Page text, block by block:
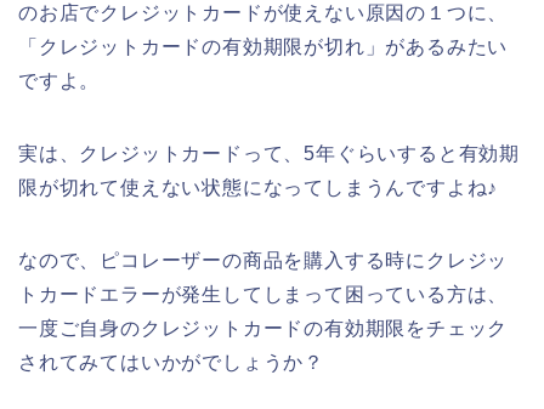
のお店でクレジットカードが使えない原因の１つに、
「クレジットカードの有効期限が切れ」があるみたい
ですよ。
実は、クレジットカードって、5年ぐらいすると有効期
限が切れて使えない状態になってしまうんですよね♪
なので、ピコレーザーの商品を購入する時にクレジッ
トカードエラーが発生してしまって困っている方は、
一度ご自身のクレジットカードの有効期限をチェック
されてみてはいかがでしょうか？